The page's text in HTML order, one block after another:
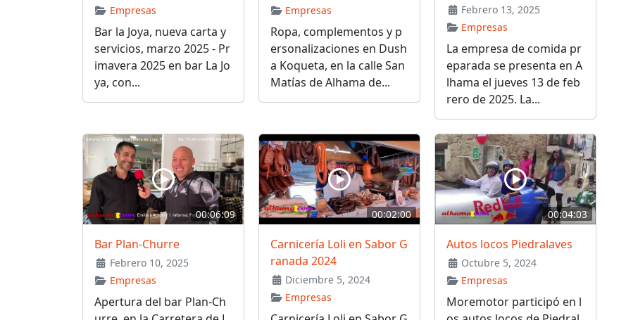
Empresas
Bar la Joya, nueva carta y
servicios, marzo 2025 - Pr
imavera 2025 en bar La Jo
ya, con...
Empresas
Ropa, complementos y p
ersonalizaciones en Dush
a Koqueta, en la calle San
Matías de Alhama de...
Febrero 13, 2025
Empresas
La empresa de comida pr
eparada se presenta en A
lhama el jueves 13 de feb
rero de 2025. La...
00:06:09
Bar Plan-Churre
Febrero 10, 2025
Empresas
Apertura del bar Plan-Ch
00:02:00
Carnicería Loli en Sabor G
ranada 2024
Diciembre 5, 2024
Empresas
00:04:03
Autos locos Piedralaves
Octubre 5, 2024
Empresas
Moremotor participó en l